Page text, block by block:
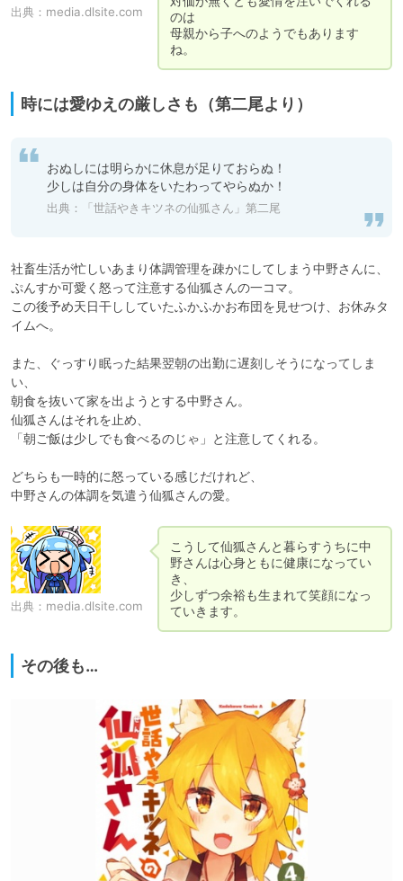
出典： media.dlsite.com
のは
母親から子へのようでもあります
ね。
時には愛ゆえの厳しさも（第二尾より）
おぬしには明らかに休息が足りておらぬ！
少しは自分の身体をいたわってやらぬか！
出典：「世話やきキツネの仙狐さん」第二尾
社畜生活が忙しいあまり体調管理を疎かにしてしまう中野さんに、
ぷんすか可愛く怒って注意する仙狐さんの一コマ。
この後予め天日干ししていたふかふかお布団を見せつけ、お休みタ
イムへ。
また、ぐっすり眠った結果翌朝の出勤に遅刻しそうになってしま
い、
朝食を抜いて家を出ようとする中野さん。
仙狐さんはそれを止め、
「朝ご飯は少しでも食べるのじゃ」と注意してくれる。
どちらも一時的に怒っている感じだけれど、
中野さんの体調を気遣う仙狐さんの愛。
出典： media.dlsite.com
こうして仙狐さんと暮らすうちに中
野さんは心身ともに健康になってい
き、
少しずつ余裕も生まれて笑顔になっ
ていきます。
その後も…